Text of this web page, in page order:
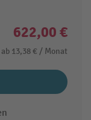
622,00 €
13,38 € / Monat